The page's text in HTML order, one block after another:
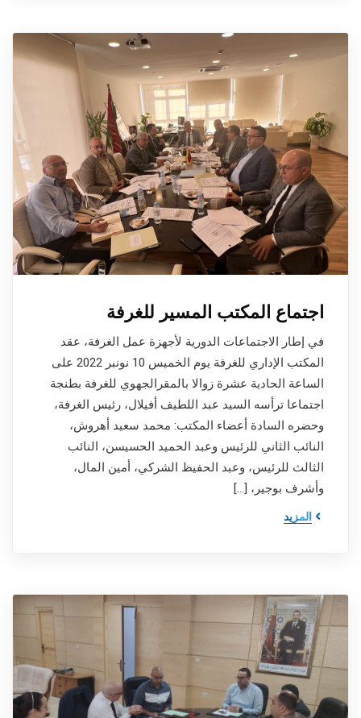
اجتماع المكتب المسير للغرفة
في إطار الاجتماعات الدورية لأجهزة عمل الغرفة، عقد
المكتب الإداري للغرفة يوم الخميس 10 نونبر 2022 على
الساعة الحادية عشرة زوالا بالمقرالجهوي للغرفة بطنجة
اجتماعا ترأسه السيد عبد اللطيف أفيلال، رئيس الغرفة،
وحضره السادة أعضاء المكتب: محمد سعيد أهروش،
النائب الثاني للرئيس وعبد الحميد الحسيسن، النائب
الثالث للرئيس، وعبد الحفيظ الشركي، أمين المال،
وأشرف بوجير، […]
المزيد